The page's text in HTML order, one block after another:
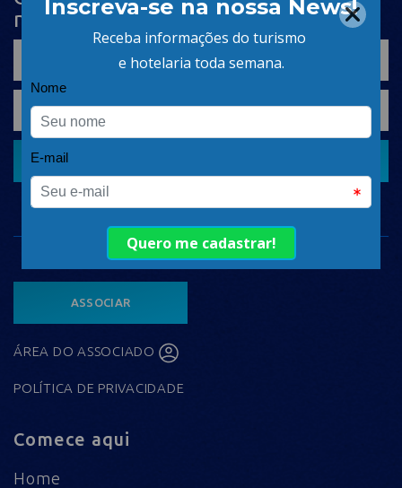
nosso conteúdo em seu e-mail
ASSOCIAR
ÁREA DO ASSOCIADO
POLÍTICA DE PRIVACIDADE
Comece aqui
Home